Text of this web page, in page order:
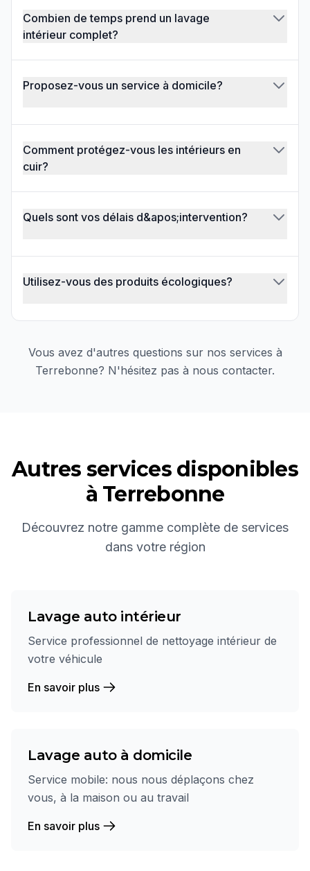
Combien de temps prend un lavage
intérieur complet?
Proposez-vous un service à domicile?
Comment protégez-vous les intérieurs en
cuir?
Quels sont vos délais d&apos;intervention?
Utilisez-vous des produits écologiques?
Vous avez d'autres questions sur nos services à
Terrebonne? N'hésitez pas à nous contacter.
Autres services disponibles
à Terrebonne
Découvrez notre gamme complète de services
dans votre région
Lavage auto intérieur
Service professionnel de nettoyage intérieur de
votre véhicule
En savoir plus
Lavage auto à domicile
Service mobile: nous nous déplaçons chez
vous, à la maison ou au travail
En savoir plus